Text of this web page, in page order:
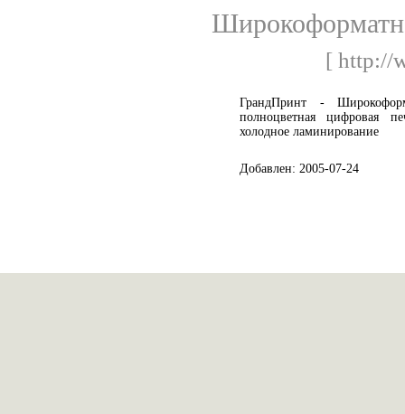
[ http://
ГрандПринт -
полноцветная цифровая
холодное ламинирование
Добавлен: 2005-07-24